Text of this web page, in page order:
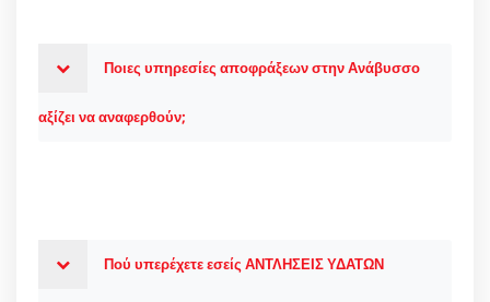
Ποιες υπηρεσίες αποφράξεων στην Ανάβυσσο
αξίζει να αναφερθούν;
Πού υπερέχετε εσείς ΑΝΤΛΗΣΕΙΣ ΥΔΑΤΩΝ